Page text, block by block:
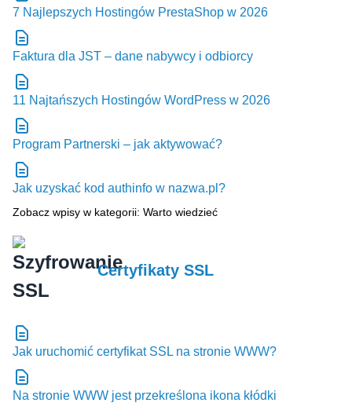
7 Najlepszych Hostingów PrestaShop w 2026
Faktura dla JST – dane nabywcy i odbiorcy
11 Najtańszych Hostingów WordPress w 2026
Program Partnerski – jak aktywować?
Jak uzyskać kod authinfo w nazwa.pl?
Zobacz wpisy w kategorii: Warto wiedzieć
Certyfikaty SSL
Jak uruchomić certyfikat SSL na stronie WWW?
Na stronie WWW jest przekreślona ikona kłódki